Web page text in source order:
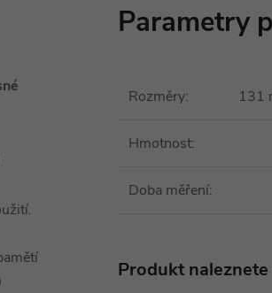
Parametry
Rozměry: 131
Hmotnost:
Doba měření:
Produkt